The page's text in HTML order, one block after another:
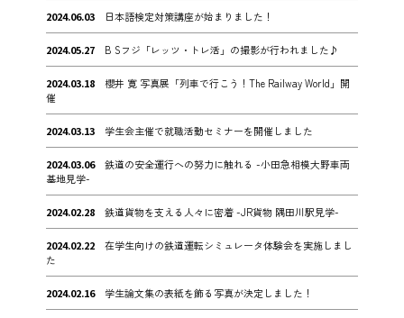
2024.06.03 日本語検定対策講座が始まりました！
2024.05.27 B Sフジ「レッツ・トレ活」の撮影が行われました♪
2024.03.18
櫻井 寛 写真展「列車で行こう！The Railway World」開
催
2024.03.13 学生会主催で就職活動セミナーを開催しました
2024.03.06
鉄道の安全運行への努力に触れる -小田急相模大野車両
基地見学-
2024.02.28 鉄道貨物を支える人々に密着 -JR貨物 隅田川駅見学-
2024.02.22
在学生向けの鉄道運転シミュレータ体験会を実施しまし
た
2024.02.16 学生論文集の表紙を飾る写真が決定しました！